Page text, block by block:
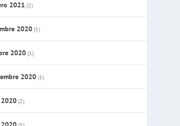
2021 (2)
2020(1)
2020(1)
2020(1)
(2)